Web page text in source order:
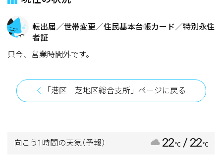
転出届／世帯変更／住民基本台帳カード／特別永住
者証
只今、営業時間外です。
「港区 芝地区総合支所」ページに戻る
向こう1時間の天気（予報） 22℃ / 22℃